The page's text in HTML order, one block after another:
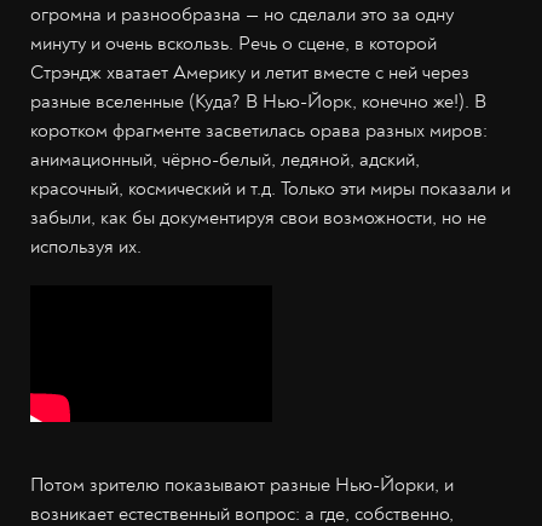
огромна и разнообразна — но сделали это за одну
минуту и очень вскользь. Речь о сцене, в которой
Стрэндж хватает Америку и летит вместе с ней через
разные вселенные (Куда? В Нью-Йорк, конечно же!). В
коротком фрагменте засветилась орава разных миров:
анимационный, чёрно-белый, ледяной, адский,
красочный, космический и т.д. Только эти миры показали и
забыли, как бы документируя свои возможности, но не
используя их.
Потом зрителю показывают разные Нью-Йорки, и
возникает естественный вопрос: а где, собственно,